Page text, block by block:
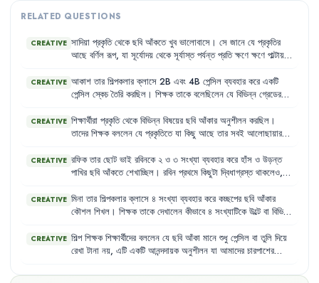
RELATED QUESTIONS
CREATIVE সাদিয়া প্রকৃতি থেকে ছবি আঁকতে খুব ভালোবাসে । সে জানে যে প্রকৃতির
আছে বর্ণিল রূপ, যা সূর্যোদয় থেকে সূর্যাস্ত পর্যন্ত প্রতি ক্ষণে ক্ষণে পাল্টায়।
এ সবকিছুই আলোছায়ার আবর্তনে ঘটে। ঋতুর বৈচিত্র্যতায়ও প্রকৃতির রূপের
পরিবর্তন ঘটে।
CREATIVE আকাশ তার শিল্পকলার ক্লাসে 2B এবং 4B পেন্সিল ব্যবহার করে একটি
পেন্সিল স্কেচ তৈরি করছিল । শিক্ষক তাকে বলেছিলেন যে বিভিন্ন গ্রেডের
আনা যায় । আকাশ এই কৌশল ব্যবহার করে তার আঁকা ছবিতে গভীরতা
এবং বাস্তবতা ফুটিয়ে তোলার চেষ্টা করল।
CREATIVE শিক্ষার্থীরা প্রকৃতি থেকে বিভিন্ন বিষয়ের ছবি আঁকার অনুশীলন করছিল ।
তাদের শিক্ষক বললেন যে প্রকৃতিতে যা কিছু আছে তার সবই আলোছায়ার
আঁকার পূর্বে পর্যবেক্ষণ ক্ষমতা যত বেশি বাড়বে, ছবিও তত বেশি প্রাণবন্ত
হয়ে উঠবে ।
CREATIVE রফিক তার ছোট ভাই রবিনকে ২ ও ৩ সংখ্যা ব্যবহার করে হাঁস ও উড়ন্ত
পাখির ছবি আঁকতে শেখাচ্ছিল । রবিন প্রথমে কিছুটা দ্বিধাগ্রস্ত থাকলেও,
পারল। এতে রবিন খুব আনন্দিত হলো এবং আরও নতুন সংখ্যা দিয়ে ছবি
আঁকার আগ্রহ প্রকাশ করল।
CREATIVE মিনা তার শিল্পকলার ক্লাসে ৪ সংখ্যা ব্যবহার করে কচ্ছপের ছবি আঁকার
কৌশল শিখল । শিক্ষক তাকে দেখালেন কীভাবে ৪ সংখ্যাটিকে উল্টে বা বিভিন্ন
দেখে মুগ্ধ হলো এবং বাড়িতে গিয়ে অন্যান্য প্রাণী আঁকার চেষ্টা করল।
CREATIVE শিল্প শিক্ষক শিক্ষার্থীদের বললেন যে ছবি আঁকা মানে শুধু পেন্সিল বা তুলি দিয়ে
রেখা টানা নয়, এটি একটি আনন্দদায়ক অনুশীলন যা আমাদের চারপাশের
কাজে লাগিয়ে আরও উন্নত ছবি আঁকার জন্য উৎসাহিত করলেন।